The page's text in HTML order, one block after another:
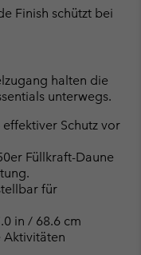
Finish schützt bei
halten die
unterwegs.
Schutz vor
Füllkraft-Daune
für
in / 68.6 cm
Aktivitäten